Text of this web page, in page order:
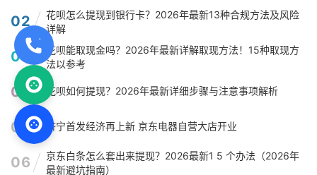
02
花呗怎么提现到银行卡？2026年最新13种合规方法及风险
详解
03
花呗能取现金吗？2026年最新详解取现方法！15种取现方
法以参考
04 花呗如何提现？2026年最新详细步骤与注意事项解析
05 济宁首发经济再上新 京东电器自营大店开业
06
京东白条怎么套出来提现？2026最新1 5 个办法（2026年
最新避坑指南）